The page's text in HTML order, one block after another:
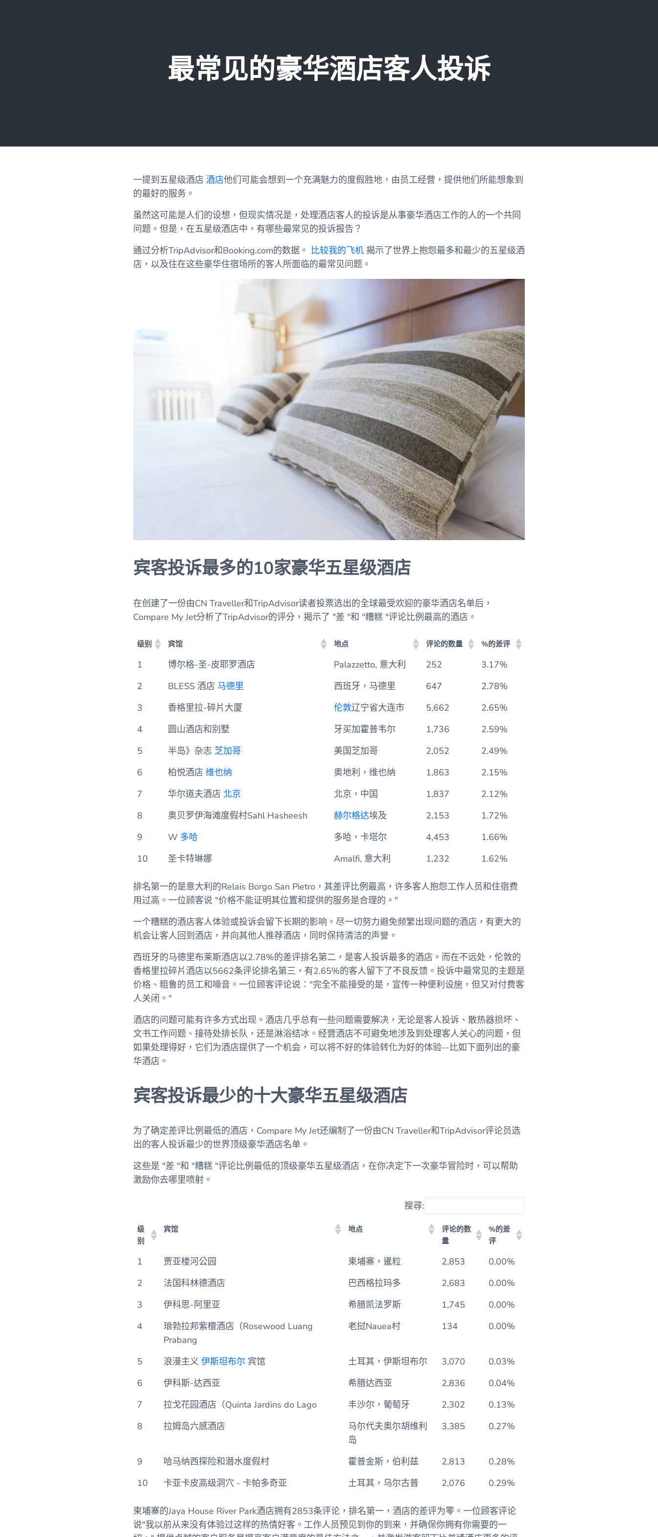
最常见的豪华酒店客人投诉
一提到五星级酒店 酒店他们可能会想到一个充满魅力的度假胜地，由员工经营，提供他们所能想象到
的最好的服务。
虽然这可能是人们的设想，但现实情况是，处理酒店客人的投诉是从事豪华酒店工作的人的一个共同
问题。但是，在五星级酒店中，有哪些最常见的投诉报告？
通过分析TripAdvisor和Booking.com的数据。 比较我的飞机 揭示了世界上抱怨最多和最少的五星级酒
店，以及住在这些豪华住宿场所的客人所面临的最常见问题。
宾客投诉最多的10家豪华五星级酒店
在创建了一份由CN Traveller和TripAdvisor读者投票选出的全球最受欢迎的豪华酒店名单后，
Compare My Jet分析了TripAdvisor的评分，揭示了 "差 "和 "糟糕 "评论比例最高的酒店。
级别 宾馆 地点 评论的数量
%的差评
级别
宾馆 地点 评论的数量 %的差评
1 博尔格-圣-皮耶罗酒店 Palazzetto, 意大利 252
3.17%
2
BLESS 酒店 马德里 西班牙，马德里 647
2.78%
3
香格里拉-碎片大厦 伦敦辽宁省大连市 5,662
2.65%
4
圆山酒店和别墅 牙买加霍普韦尔 1,736
2.59%
5
半岛》杂志 芝加哥 美国芝加哥 2,052
2.49%
6
柏悦酒店 维也纳 奥地利，维也纳 1,863
2.15%
7
华尔道夫酒店 北京 北京，中国 1,837
2.12%
8
奥贝罗伊海滩度假村Sahl Hasheesh 赫尔格达埃及 2,153
1.72%
9
W 多哈 多哈，卡塔尔 4,453
1.66%
10
圣卡特琳娜 Amalfi, 意大利 1,232 1.62%
排名第一的是意大利的Relais Borgo San Pietro，其差评比例最高，许多客人抱怨工作人员和住宿费
用过高。一位顾客说 "价格不能证明其位置和提供的服务是合理的。"
一个糟糕的酒店客人体验或投诉会留下长期的影响。尽一切努力避免频繁出现问题的酒店，有更大的
机会让客人回到酒店，并向其他人推荐酒店，同时保持清洁的声誉。
西班牙的马德里布莱斯酒店以2.78%的差评排名第二，是客人投诉最多的酒店。而在不远处，伦敦的
香格里拉碎片酒店以5662条评论排名第三，有2.65%的客人留下了不良反馈。投诉中最常见的主题是
价格、粗鲁的员工和噪音。一位顾客评论说："完全不能接受的是，宣传一种便利设施，但又对付费客
人关闭。"
酒店的问题可能有许多方式出现。酒店几乎总有一些问题需要解决，无论是客人投诉、散热器损坏、
文书工作问题、接待处排长队，还是淋浴结冰。经营酒店不可避免地涉及到处理客人关心的问题，但
如果处理得好，它们为酒店提供了一个机会，可以将不好的体验转化为好的体验--比如下面列出的豪
华酒店。
宾客投诉最少的十大豪华五星级酒店
为了确定差评比例最低的酒店，Compare My Jet还编制了一份由CN Traveller和TripAdvisor评论员选
出的客人投诉最少的世界顶级豪华酒店名单。
这些是 "差 "和 "糟糕 "评论比例最低的顶级豪华五星级酒店，在你决定下一次豪华冒险时，可以帮助
激励你去哪里喷射。
搜尋:
级
别
宾馆 地点
评论的数
量
%的差
评
级
宾馆 地点
评论的数
量
%的差
1 贾亚楼河公园 柬埔寨，暹粒 2,853
0.00%
2
法国科林德酒店 巴西格拉玛多 2,683
0.00%
3
伊科思-阿里亚 希腊凯法罗斯 1,745
0.00%
4
琅勃拉邦紫檀酒店（Rosewood Luang
Prabang
老挝Nauea村 134 0.00%
5 浪漫主义 伊斯坦布尔 宾馆 土耳其，伊斯坦布尔 3,070
0.03%
6
伊科斯-达西亚 希腊达西亚 2,836
0.04%
7
拉戈花园酒店（Quinta Jardins do Lago 丰沙尔，葡萄牙 2,302
0.13%
8
拉姆岛六感酒店
马尔代夫奥尔胡维利
岛
3,385 0.27%
9 哈马纳西探险和潜水度假村 霍普金斯，伯利兹 2,813
0.28%
10
卡亚卡皮高级洞穴 - 卡帕多奇亚 土耳其，乌尔古普 2,076 0.29%
柬埔寨的Jaya House River Park酒店拥有2853条评论，排名第一，酒店的差评为零。一位顾客评论
说"我以前从来没有体验过这样的热情好客。工作人员预见到你的到来，并确保你拥有你需要的一